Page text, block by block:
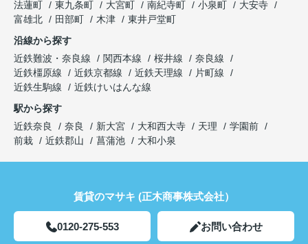
法蓮町
東九条町 大宮町 南紀寺町 小泉町
大安寺
富雄北
田部町 木津
東井戸堂町
沿線から探す
近鉄難波・奈良線
関西本線 桜井線
奈良線
近鉄橿原線
近鉄京都線 近鉄天理線
片町線
近鉄生駒線
近鉄けいはんな線
駅から探す
近鉄奈良
奈良 新大宮 大和西大寺 天理
学園前
前栽
近鉄郡山 菖蒲池 大和小泉
賃貸のマサキ (正木商事株式会社）
0120-275-553 お問い合わせ